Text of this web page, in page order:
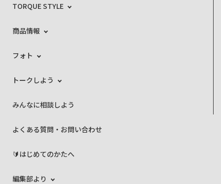
TORQUE STYLE
商品情報
フォト
トークしよう
みんなに相談しよう
よくある質問・お問い合わせ
🔰はじめてのかたへ
編集部より